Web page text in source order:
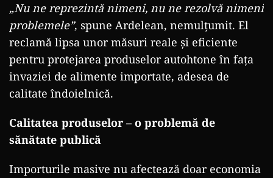
„Nu ne reprezintă nimeni, nu ne rezolvă nimeni
problemele”, spune Ardelean, nemulțumit. El
reclamă lipsa unor măsuri reale și eficiente
pentru protejarea produselor autohtone în fața
invaziei de alimente importate, adesea de
calitate îndoielnică.
Calitatea produselor – o problemă de
sănătate publică
Importurile masive nu afectează doar economia